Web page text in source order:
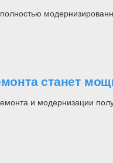
станет
и модернизации